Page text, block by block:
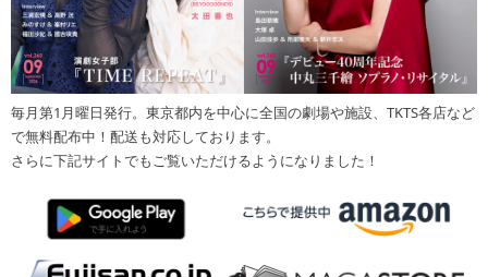
毎月第1月曜日発行。東京都内を中心に全国の劇場や施設、TKTS各店など
で無料配布中！配送も対応しております。
さらに下記サイトでもご覧いただけるようになりました！